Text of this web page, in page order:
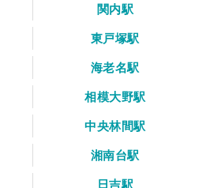
関内駅
東戸塚駅
海老名駅
相模大野駅
中央林間駅
湘南台駅
日吉駅